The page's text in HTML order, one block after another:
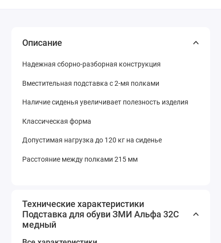
Описание
Надежная сборно-разборная конструкция
Вместительная подставка с 2-мя полками
Наличие сиденья увеличивает полезность изделия
Классическая форма
Допустимая нагрузка до 120 кг на сиденье
Расстояние между полками 215 мм
Технические характеристики
Подставка для обуви ЗМИ Альфа 32C
медный